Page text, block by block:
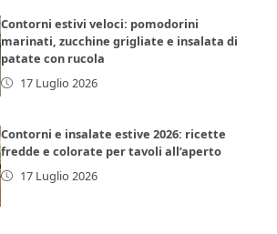
Contorni estivi veloci: pomodorini
marinati, zucchine grigliate e insalata di
patate con rucola
17 Luglio 2026
Contorni e insalate estive 2026: ricette
fredde e colorate per tavoli all’aperto
17 Luglio 2026